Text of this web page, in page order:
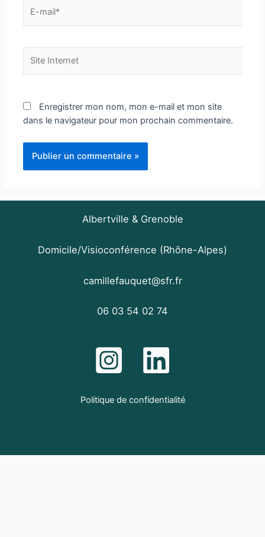
mail*
Internet
Enregistrer mon nom, mon e-mail et mon site
dans le navigateur pour mon prochain commentaire.
Albertville & Grenoble
Domicile/Visioconférence (Rhône-Alpes)
camillefauquet@sfr.fr
06 03 54 02 74
Politique de confidentialité